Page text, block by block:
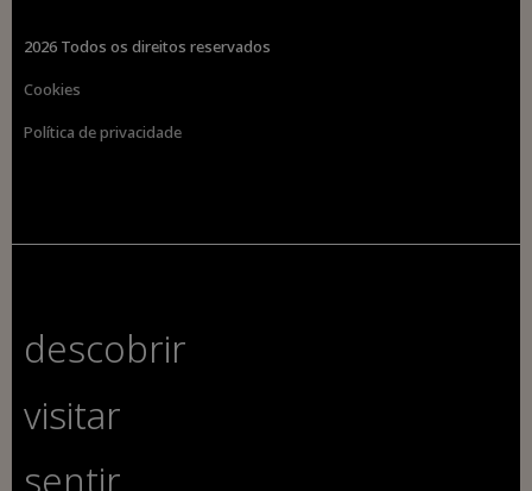
2026 Todos os direitos reservados
Cookies
Política de privacidade
descobrir
visitar
sentir